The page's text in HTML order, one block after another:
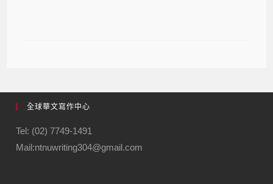
全球華文寫作中心
Tel: (02) 7749-1491
Mail:ntnuwriting304@gmail.com